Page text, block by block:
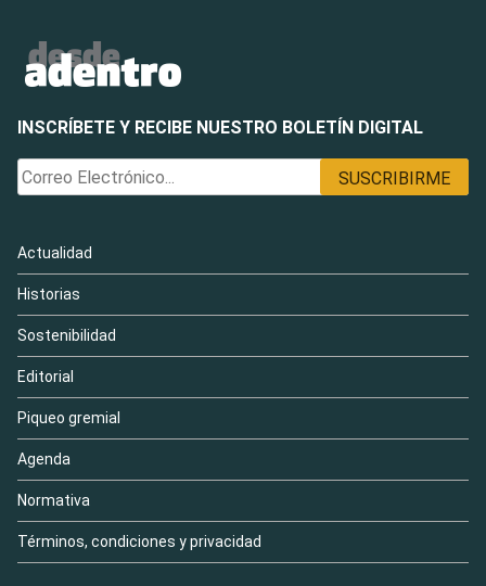
INSCRÍBETE Y RECIBE NUESTRO BOLETÍN DIGITAL
Actualidad
Historias
Sostenibilidad
Editorial
Piqueo gremial
Agenda
Normativa
Términos, condiciones y privacidad